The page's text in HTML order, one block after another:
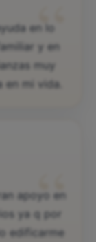
“
en lo
y en
muy
en mi vida.
“
apoyo en
ya q por
edificarme